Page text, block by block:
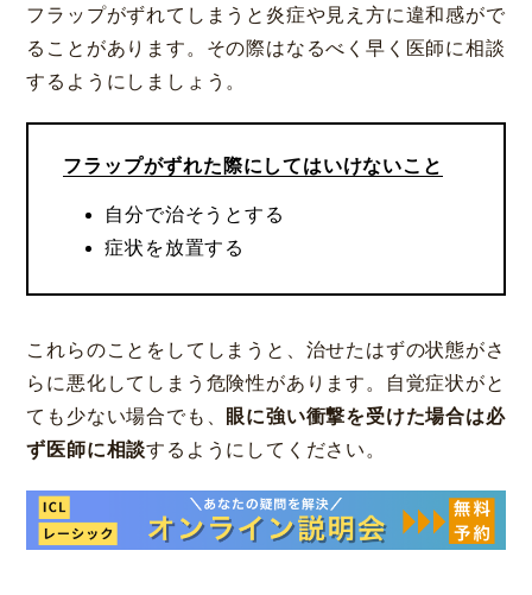
フラップがずれてしまうと炎症や見え方に違和感がで
ることがあります。その際はなるべく早く医師に相談
するようにしましょう。
フラップがずれた際にしてはいけないこと
自分で治そうとする
症状を放置する
これらのことをしてしまうと、治せたはずの状態がさ
らに悪化してしまう危険性があります。自覚症状がと
ても少ない場合でも、 眼に強い衝撃を受けた場合は必
ず医師に相談するようにしてください。